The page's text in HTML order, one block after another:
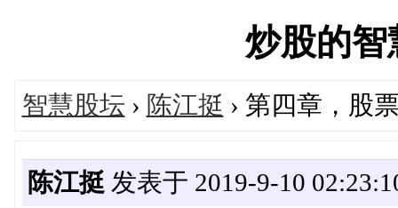
炒股的
智慧股坛 › 陈江挺 › 第四章，股
陈江挺 发表于 2019-9-10